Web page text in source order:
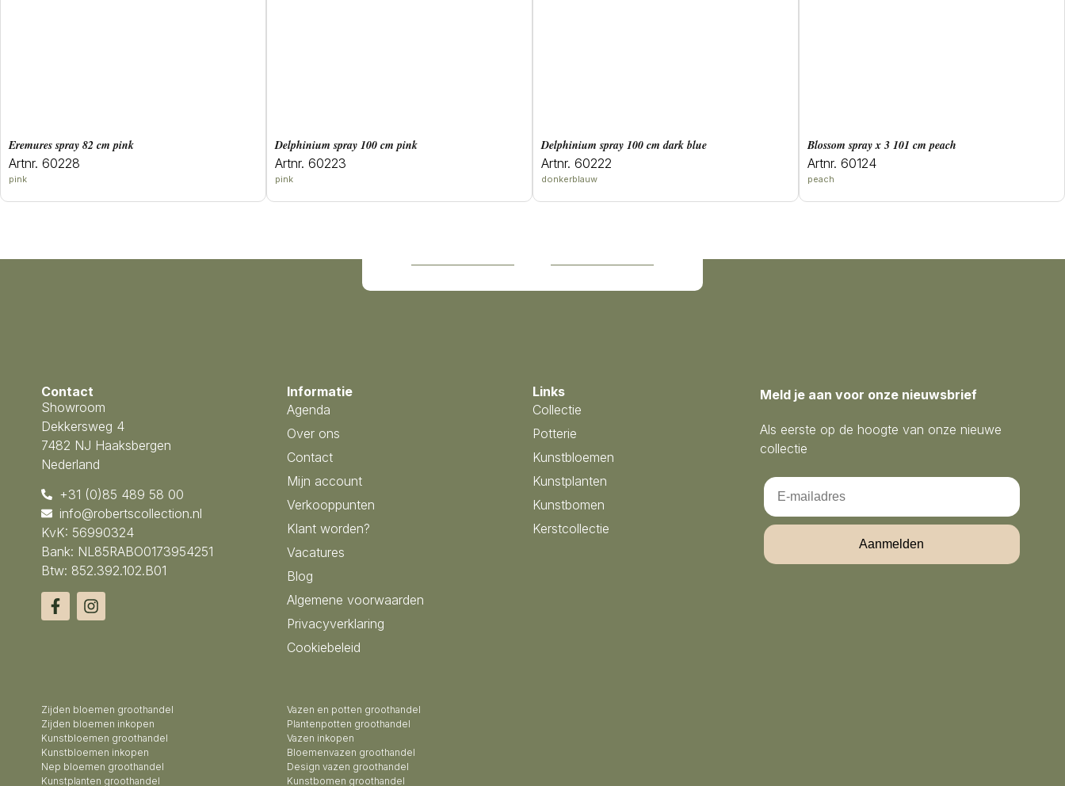
eremures spray 82 cm pink
Artnr. 60228
pink
delphinium spray 100 cm pink
Artnr. 60223
pink
delphinium spray 100 cm dark blue
Artnr. 60222
donkerblauw
blossom spray x 3 101 cm peach
Artnr. 60124
peach
Contact
Showroom
Dekkersweg 4
7482 NJ Haaksbergen
Nederland
+31 (0)85 489 58 00
info@robertscollection.nl
KvK: 56990324
Bank: NL85RABO0173954251
Btw: 852.392.102.B01
Informatie
Agenda
Over ons
Contact
Mijn account
Verkooppunten
Klant worden?
Vacatures
Blog
Algemene voorwaarden
Privacyverklaring
Cookiebeleid
Links
Collectie
Potterie
Kunstbloemen
Kunstplanten
Kunstbomen
Kerstcollectie
Meld je aan voor onze nieuwsbrief
Als eerste op de hoogte van onze nieuwe
collectie
Email
Aanmelden
Zijden bloemen groothandel
Zijden bloemen inkopen
Kunstbloemen groothandel
Kunstbloemen inkopen
Nep bloemen groothandel
Kunstplanten groothandel
Vazen en potten groothandel
Plantenpotten groothandel
Vazen inkopen
Bloemenvazen groothandel
Design vazen groothandel
Kunstbomen groothandel